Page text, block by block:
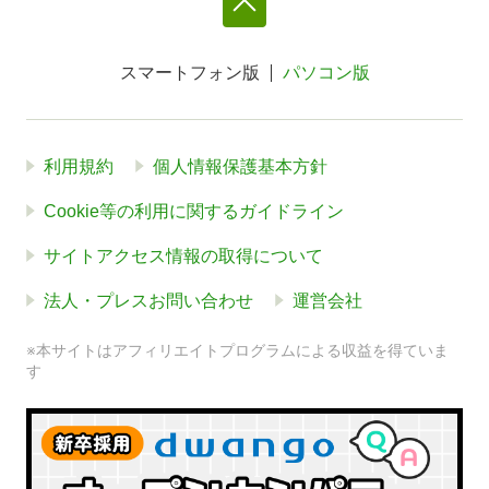
スマートフォン版 パソコン版
利用規約 個人情報保護基本方針
Cookie等の利用に関するガイドライン
サイトアクセス情報の取得について
法人・プレスお問い合わせ 運営会社
※本サイトはアフィリエイトプログラムによる収益を得ていま
す